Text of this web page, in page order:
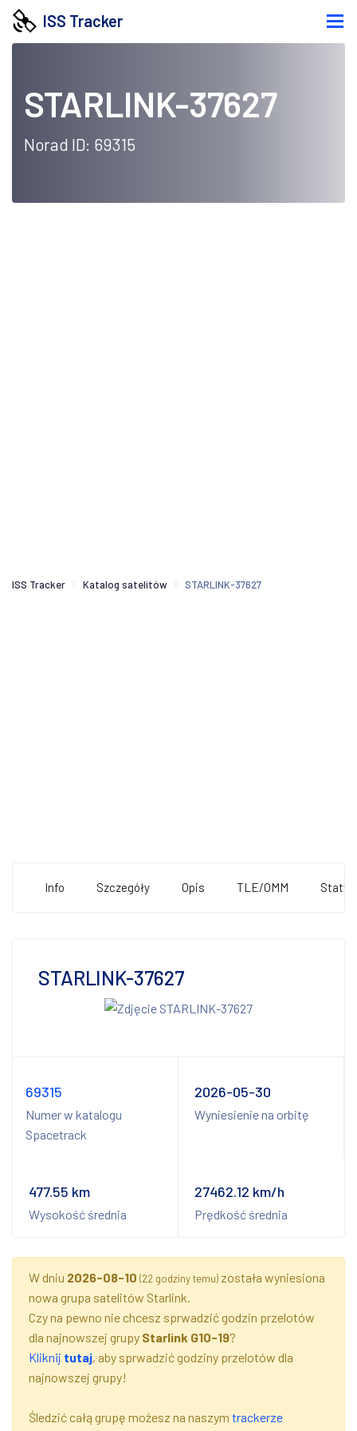
ISS Tracker
STARLINK-37627
Norad ID: 69315
ISS Tracker Katalog satelitów STARLINK-37627
Info Szczegóły Opis TLE/OMM
STARLINK-37627
69315
Numer w katalogu
Spacetrack
2026-05-30
Wyniesienie na orbitę
477.55 km
Wysokość średnia
27462.12 km/h
Prędkość średnia
W dniu 2026-08-10 (22 godziny temu) została wyniesiona
nowa grupa satelitów Starlink.
Czy na pewno nie chcesz sprwadzić godzin przelotów
dla najnowszej grupy Starlink G10-19?
Kliknij tutaj, aby sprwadzić godziny przelotów dla
najnowszej grupy!
Śledzić całą grupę możesz na naszym trackerze